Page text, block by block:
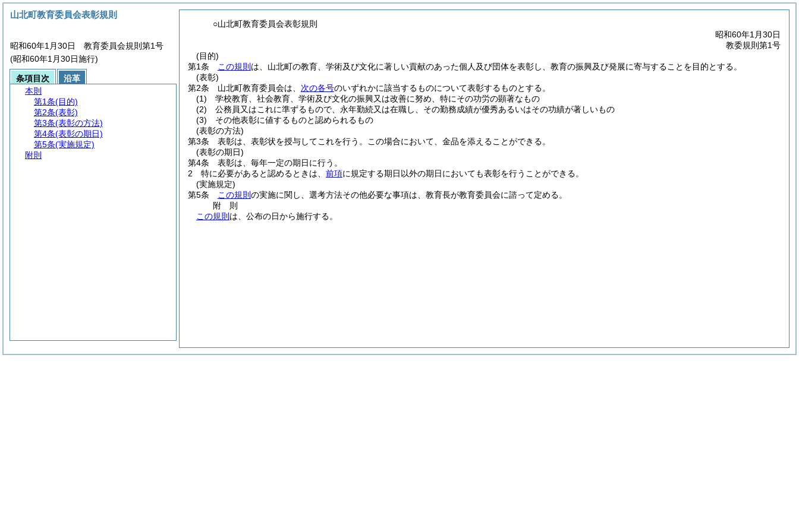
○山北町教育委員会表彰規則
昭和60年1月30日
教委規則第1号
(目的)
第1条
この規則 は、山北町の教育、学術及び文化に著しい貢献のあった個人及び団体を表彰し、教育の振興及び発展に寄与することを目的とする。
(表彰)
第2条
山北町教育委員会は、 次の各号のいずれかに該当するものについて表彰するものとする。
(1)
学校教育、社会教育、学術及び文化の振興又は改善に努め、特にその功労の顕著なもの
(2)
公務員又はこれに準ずるもので、永年勤続又は在職し、その勤務成績が優秀あるいはその功績が著しいもの
(3)
その他表彰に値するものと認められるもの
(表彰の方法)
第3条
表彰は、表彰状を授与してこれを行う。
この場合において、金品を添えることができる。
(表彰の期日)
第4条
表彰は、毎年一定の期日に行う。
2
特に必要があると認めるときは、 前項に規定する期日以外の期日においても表彰を行うことができる。
(実施規定)
第5条
この規則 の実施に関し、選考方法その他必要な事項は、教育長が教育委員会に諮って定める。
附 則
この規則 は、公布の日から施行する。
山北町教育委員会表彰規則
昭和60年1月30日 教育委員会規則第1号
(昭和60年1月30日施行)
条項目次
沿革
本則
第1条(目的)
第2条(表彰)
第3条(表彰の方法)
第4条(表彰の期日)
第5条(実施規定)
附則